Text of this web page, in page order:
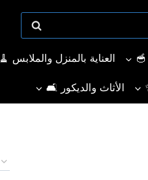
🥣 العناية بالمنزل والملابس 🧹
الأثاث والديكور 🛋️